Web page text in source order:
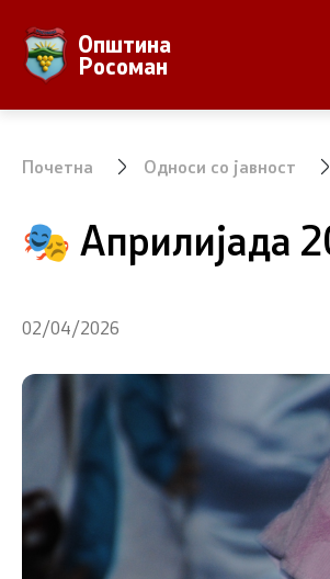
Општина
Росоман
За Општината
Населби и населеност
Природни Богатства
Почетна Односи со јавност
🎭 Априлијада
02/04/2026